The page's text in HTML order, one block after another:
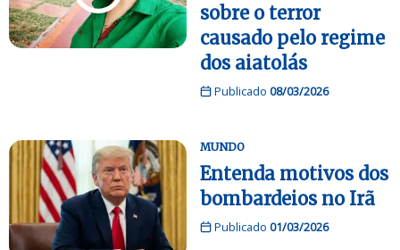
sobre o terror
causado pelo regime
dos aiatolás
Publicado 08/03/2026
MUNDO
Entenda motivos dos
bombardeios no Irã
Publicado 01/03/2026